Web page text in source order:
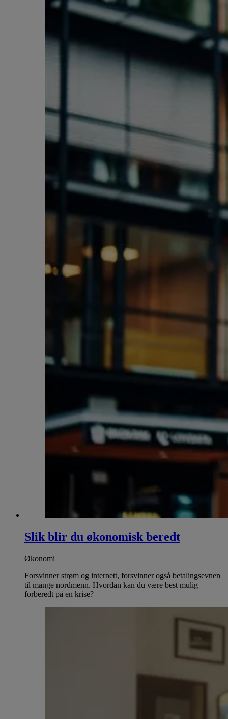
Slik blir du økonomisk beredt
Økonomi
Forsvinner strøm og internett, forsvinner også betalingsevnen
til mange nordmenn. Hvordan kan du være best mulig
forberedt på en krise?